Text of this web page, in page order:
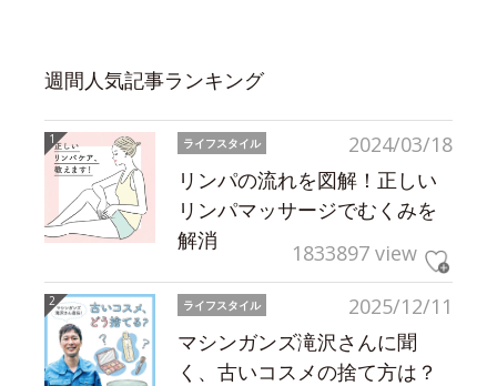
週間人気記事ランキング
2024/03/18
ライフスタイル
リンパの流れを図解！正しい
リンパマッサージでむくみを
解消
1833897 view
2025/12/11
ライフスタイル
マシンガンズ滝沢さんに聞
く、古いコスメの捨て方は？